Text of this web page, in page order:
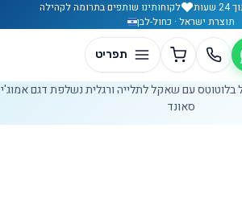
לקוחותינו שותפים בתרומה לקהילה
תוצרת ישראל · כחול-לבן
בלוטוטס עם שאקל לתלייה ורגלית נשלפת דגם אמוג'י
סאונד